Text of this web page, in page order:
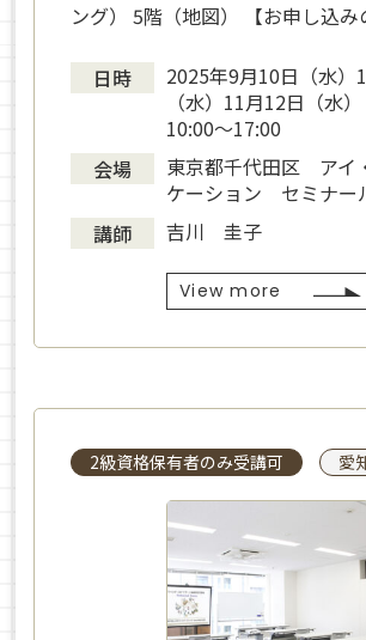
ング） 5階（地図） 【お申し込
日時
2025年9月10日（水）
（水）11月12日（水）
10:00～17:00
会場
東京都千代田区 アイ
ケーション セミナー
講師
吉川 圭子
View more
2級資格保有者のみ受講可 愛